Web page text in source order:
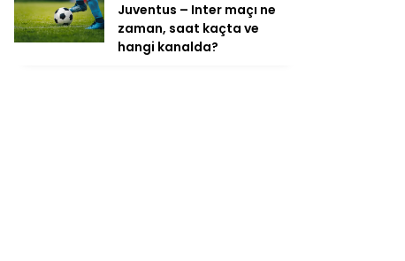
Juventus – Inter maçı ne
zaman, saat kaçta ve
hangi kanalda?